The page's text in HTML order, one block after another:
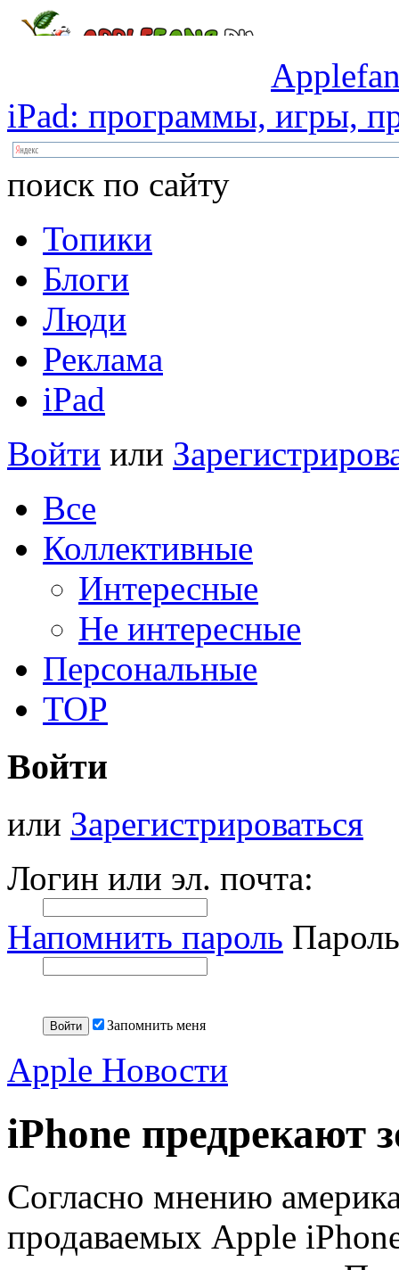
iPad: программы, игры,
поиск по сайту
Топики
Блоги
Люди
Реклама
iPad
Войти или
Все
Коллективные
Интересные
Не интересные
Персональные
TOP
Войти
или Зарегистрироваться
Логин или эл. почта:
Напомнить пароль
Запомнить меня
Apple Новости
iPhone предрекают
Согласно мнению
продаваемых Apple